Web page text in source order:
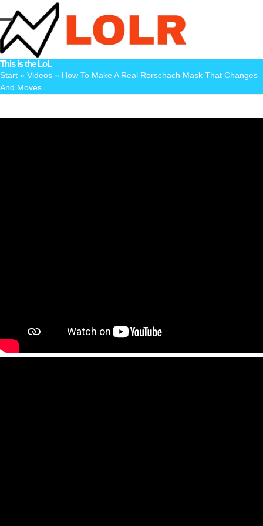
to
content
Open
mobile
menu
Close
mobile
menu
This is the LoL
Start » Videos » How To Make A Real Rorschach Mask That Changes
And Moves